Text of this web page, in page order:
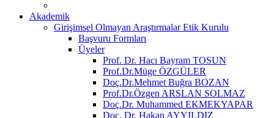
Akademik
Girişimsel Olmayan Araştırmalar Etik Kurulu
Başvuru Formları
Üyeler
Prof. Dr. Hacı Bayram TOSUN
Prof.Dr.Müge ÖZGÜLER
Doç.Dr.Mehmet Buğra BOZAN
Prof.Dr.Özgen ARSLAN SOLMAZ
Doç.Dr. Muhammed EKMEKYAPAR
Doç. Dr. Hakan AYYILDIZ